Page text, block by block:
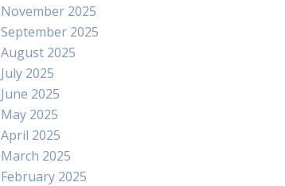
November 2025
September 2025
August 2025
July 2025
June 2025
May 2025
April 2025
March 2025
February 2025